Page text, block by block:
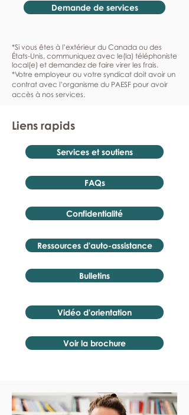
Demande de services
*Si vous êtes à l’extérieur du Canada ou des
États-Unis, communiquez avec le(la) téléphoniste
local(e) et demandez de faire virer les frais.
*Votre employeur ou votre syndicat doit avoir un
contrat avec l’organisme du PAESF pour avoir
accès à nos services.
Liens rapids
Services et soutiens
FAQs
Confidentialité
Ressources d'auto-assistance
Bulletins
Vidéo d'orientation
Voir la brochure